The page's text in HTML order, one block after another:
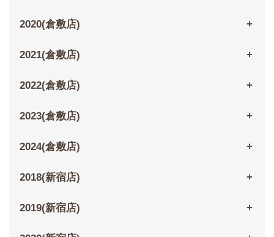
2020(倉敷店)
2021(倉敷店)
2022(倉敷店)
2023(倉敷店)
2024(倉敷店)
2018(新宿店)
2019(新宿店)